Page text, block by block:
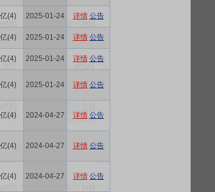
(4) 2025-01-24 详情 公告
(4) 2025-01-24 详情 公告
(4) 2025-01-24 详情 公告
(4) 2025-01-24 详情 公告
(4) 2024-04-27 详情 公告
(4) 2024-04-27 详情 公告
(4) 2024-04-27 详情 公告